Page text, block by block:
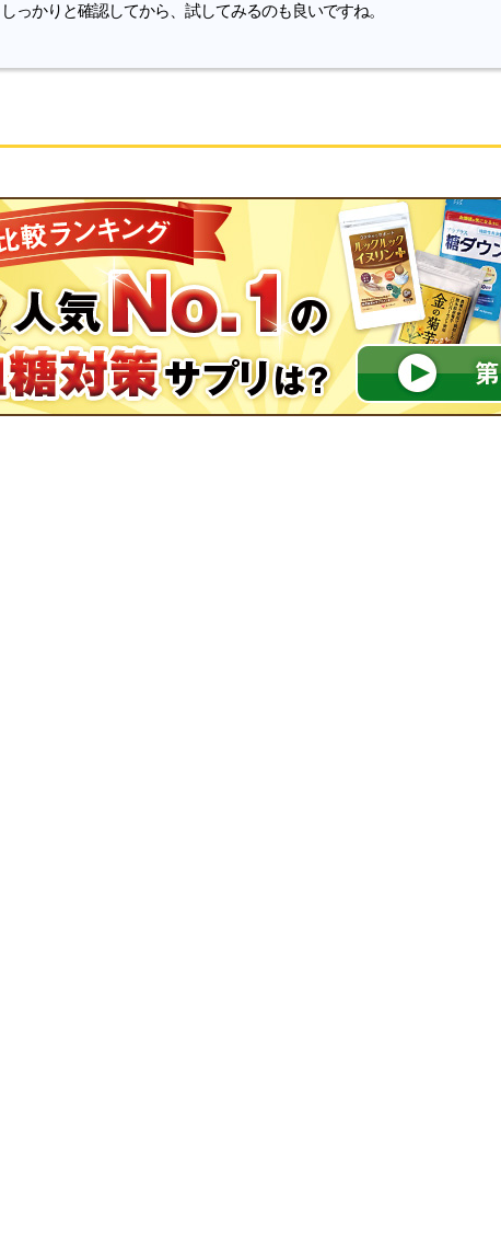
しっかりと確認してから、試してみるのも良いですね。